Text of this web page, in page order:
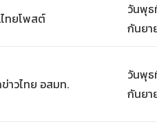
ทยโพสต์
วันพุธ
กันยา
าวไทย อสมท.
วันพุธ
กันยา